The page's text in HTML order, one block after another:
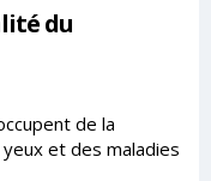
du
de la
et des maladies